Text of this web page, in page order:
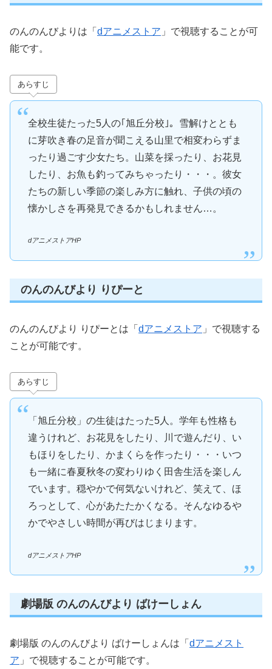
のんのんびよりは「 dアニメストア 」で視聴することが可
能です。
あらすじ
全校生徒たった5人の｢旭丘分校｣。雪解けととも
に芽吹き春の足音が聞こえる山里で相変わらずま
ったり過ごす少女たち。山菜を採ったり、お花見
したり、お魚も釣ってみちゃったり・・・。彼女
たちの新しい季節の楽しみ方に触れ、子供の頃の
懐かしさを再発見できるかもしれません…。
dアニメストアHP
のんのんびより りぴーと
のんのんびより りぴーとは「 dアニメストア 」で視聴する
ことが可能です。
あらすじ
「旭丘分校」の生徒はたった5人。学年も性格も
違うけれど、お花見をしたり、川で遊んだり、い
もほりをしたり、かまくらを作ったり・・・いつ
も一緒に春夏秋冬の変わりゆく田舎生活を楽しん
でいます。穏やかで何気ないけれど、笑えて、ほ
ろっとして、心があたたかくなる。そんなゆるや
かでやさしい時間が再びはじまります。
dアニメストアHP
劇場版 のんのんびより ばけーしょん
劇場版 のんのんびより ばけーしょんは「 dアニメスト
ア 」で視聴することが可能です。